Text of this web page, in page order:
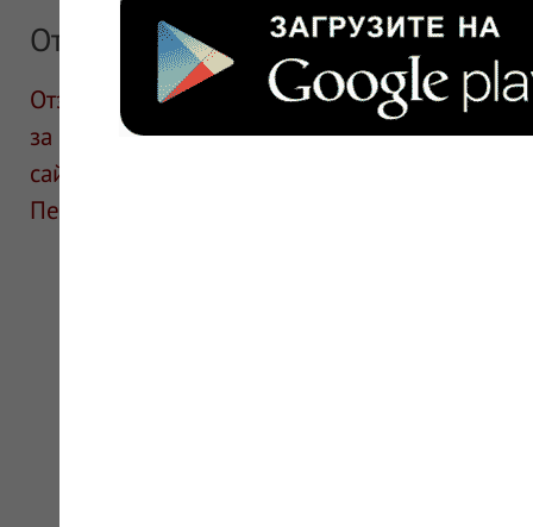
Отзывы
Отзывы размещают посетители сайта.
за информацию в отзывах. Описание
сайте для ознакомления и не является
Перед применением необходима